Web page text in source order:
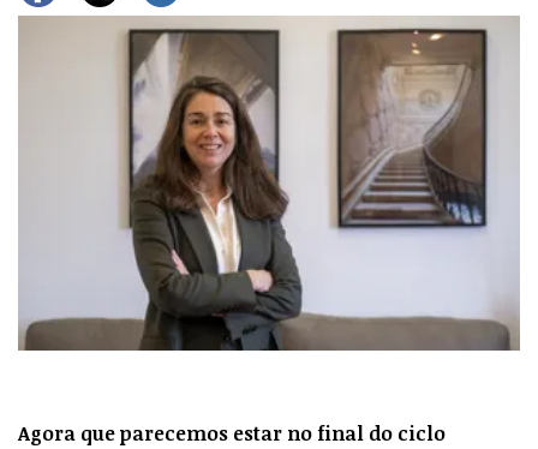
Agora que parecemos estar no final do ciclo